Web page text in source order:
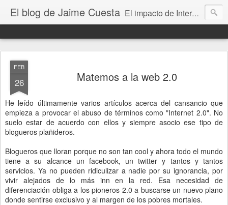
El blog de Jaime Cuesta El impacto de Internet en la sociedad visto con mis propios ojos
FEB
26 Matemos a la web 2.0
He leído últimamente varios artículos acerca del cansancio que
empieza a provocar el abuso de términos como "Internet 2.0". No
suelo estar de acuerdo con ellos y siempre asocio ese tipo de
blogueros plañideros.
Blogueros que lloran porque no son tan cool y ahora todo el mundo
tiene a su alcance un facebook, un twitter y tantos y tantos
servicios. Ya no pueden ridiculizar a nadie por su ignorancia, por
vivir alejados de lo más inn en la red. Esa necesidad de
diferenciación obliga a los pioneros 2.0 a buscarse un nuevo plano
donde sentirse exclusivo y al margen de los pobres mortales.